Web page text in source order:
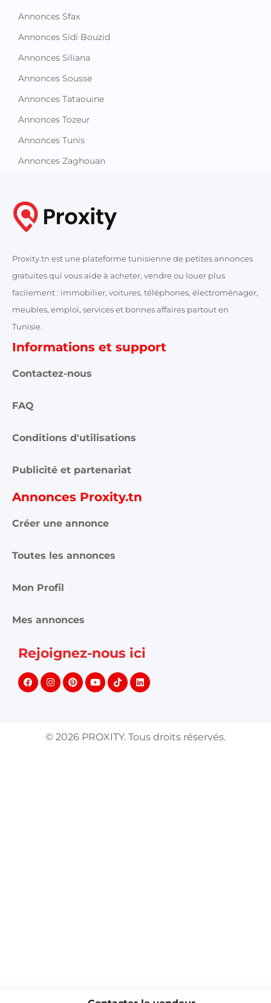
Annonces Sfax
Annonces Sidi Bouzid
Annonces Siliana
Annonces Sousse
Annonces Tataouine
Annonces Tozeur
Annonces Tunis
Annonces Zaghouan
Proxity.tn est une plateforme tunisienne de petites annonces
gratuites qui vous aide à acheter, vendre ou louer plus
facilement : immobilier, voitures, téléphones, électroménager,
meubles, emploi, services et bonnes affaires partout en
Tunisie.
Informations et support
Contactez-nous
FAQ
Conditions d'utilisations
Publicité et partenariat
Annonces Proxity.tn
Créer une annonce
Toutes les annonces
Mon Profil
Mes annonces
Rejoignez-nous ici
© 2026 PROXITY. Tous droits réservés.